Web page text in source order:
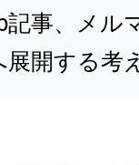
事、メル
展開する考